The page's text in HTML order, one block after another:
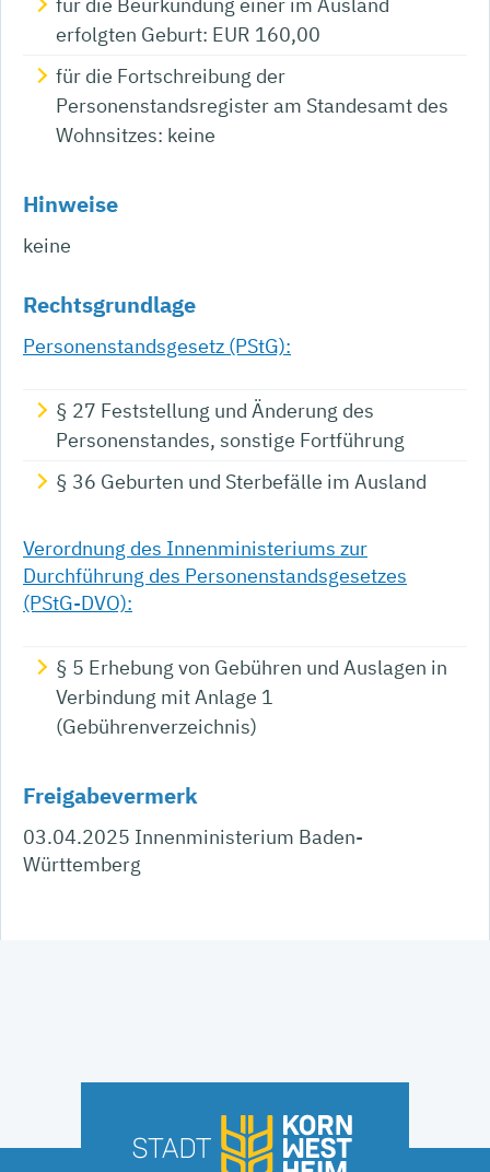
erfolgten Geburt: EUR 160,00
für die Fortschreibung der
Personenstandsregister am Standesamt des
Wohnsitzes: keine
Hinweise
keine
Rechtsgrundlage
Personenstandsgesetz (PStG):
§ 27 Feststellung und Änderung des
Personenstandes, sonstige Fortführung
§ 36 Geburten und Sterbefälle im Ausland
Verordnung des Innenministeriums zur
Durchführung des Personenstandsgesetzes
(PStG-DVO):
§ 5 Erhebung von Gebühren und Auslagen in
Verbindung mit Anlage 1
(Gebührenverzeichnis)
Freigabevermerk
03.04.2025 Innenministerium Baden-
Württemberg